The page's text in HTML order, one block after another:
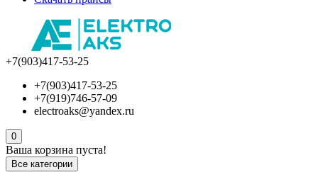
+7(903)417-53-25
+7(903)417-53-25
+7(919)746-57-09
electroaks@yandex.ru
0
Ваша корзина пуста!
Все категории